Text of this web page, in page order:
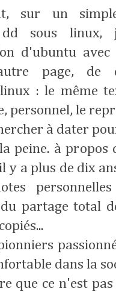
sur un
dd sous
d'ubuntu
page, de
: le même
personnel, le
à dater
peine. à propos
y a plus de dix
partage total
pionniers
dans la
que ce n'est